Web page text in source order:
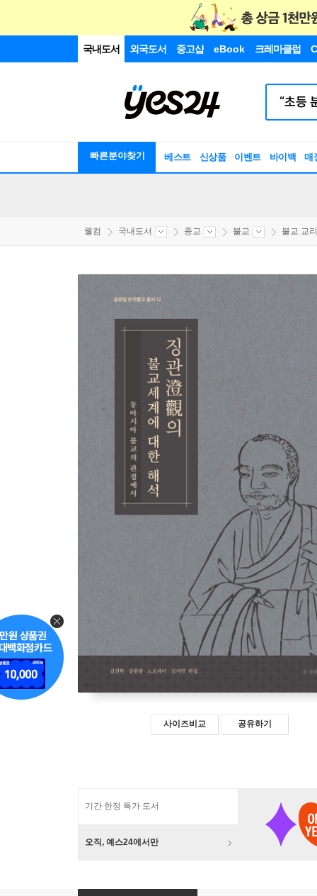
국내도서 외국도서 중고샵 eBook 크레마클럽
빠른분야찾기 베스트 신상품 이벤트 바이백 매
웰컴 국내도서 종교 불교 불교 교
사이즈비교 공유하기
기간 한정 특가 도서
오직, 예스24에서만